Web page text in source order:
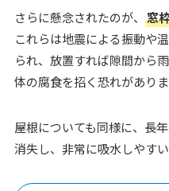
さらに懸念されたのが、 窓
これらは地震による振動や
られ、放置すれば隙間から
体の腐食を招く恐れがありま
屋根についても同様に、長
消失し、非常に吸水しやす